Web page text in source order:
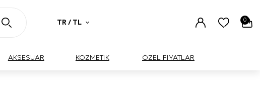
TR / TL 0
AKSESUAR KOZMETİK ÖZEL FİYATLAR